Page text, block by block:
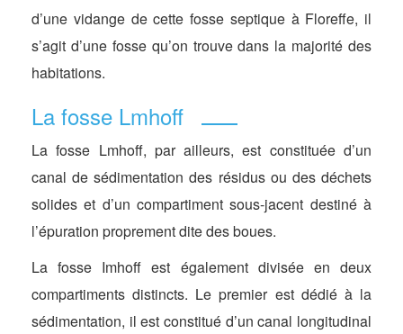
d’une vidange de cette fosse septique à Floreffe, il
s’agit d’une fosse qu’on trouve dans la majorité des
habitations.
La fosse Lmhoff
La fosse Lmhoff, par ailleurs, est constituée d’un
canal de sédimentation des résidus ou des déchets
solides et d’un compartiment sous-jacent destiné à
l’épuration proprement dite des boues.
La fosse Imhoff est également divisée en deux
compartiments distincts. Le premier est dédié à la
sédimentation, il est constitué d’un canal longitudinal